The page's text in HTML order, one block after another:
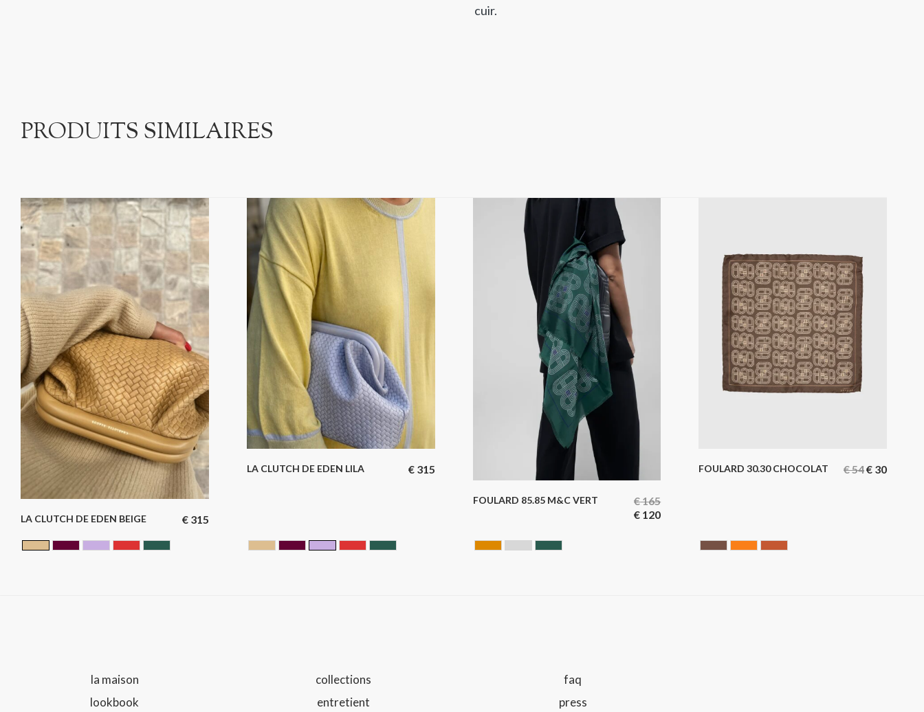
cuir.
PRODUITS SIMILAIRES
LA CLUTCH DE EDEN BEIGE €315
LA CLUTCH DE EDEN LILA €315
FOULARD 85.85 M&C VERT €165
€ 120
FOULARD 30.30 CHOCOLAT €54€ 30
la maison
lookbook
collections
entretient
faq
press